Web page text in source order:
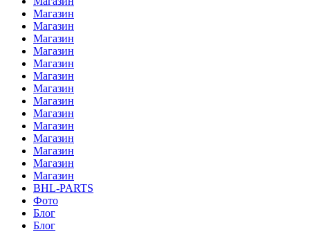
Магазин
Магазин
Магазин
Магазин
Магазин
Магазин
Магазин
Магазин
Магазин
Магазин
Магазин
Магазин
Магазин
Магазин
BHL-PARTS
Фото
Блог
Блог